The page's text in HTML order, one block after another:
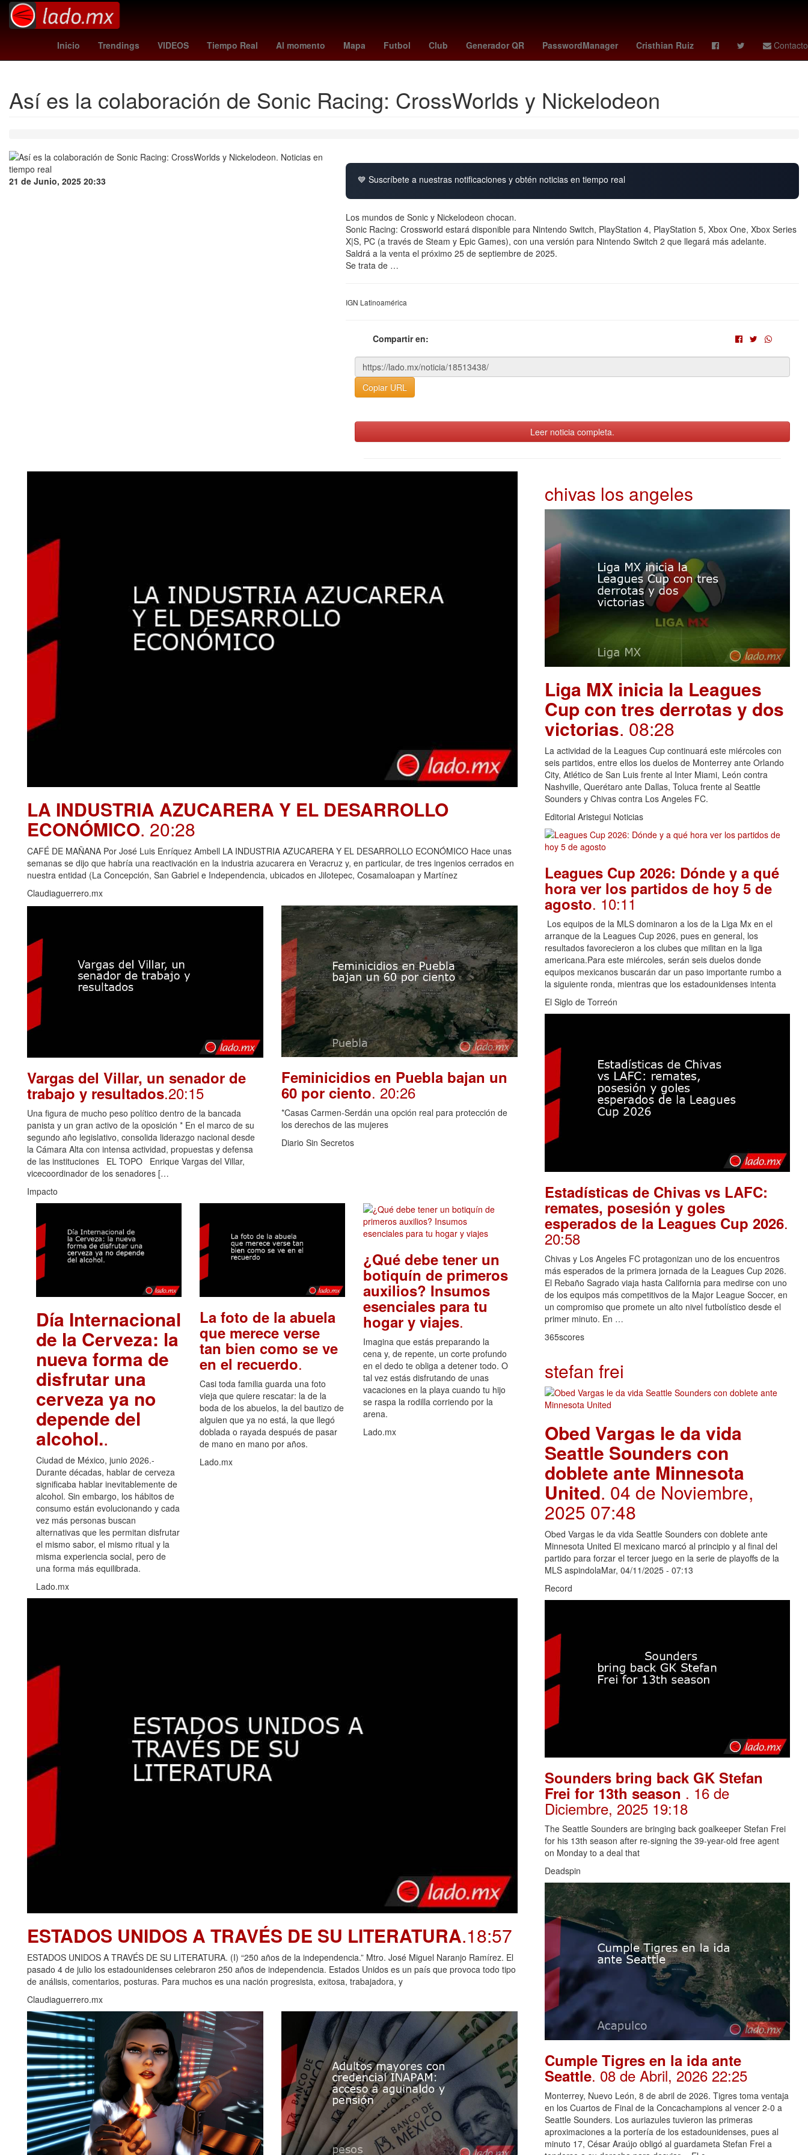
Inicio Trendings VIDEOS Tiempo Real Al momento Mapa Futbol Club Generador QR PasswordManager Cristhian Ruiz Contacto
FIFA playstation plus juegos Ley Federal del Trabajo Lothar Matthäus presupuesto Danna Paola pension bienestar calendario kirk toronto fede dorcaz NASA
Así es la colaboración de Sonic Racing: CrossWorlds y Nickelodeon
21 de Junio, 2025 20:33 💙 Suscríbete a nuestras notificaciones y obtén noticias en tiempo real
Los mundos de Sonic y Nickelodeon chocan.
Sonic Racing: Crossworld estará disponible para Nintendo Switch, PlayStation 4, PlayStation 5, Xbox One, Xbox Series
X|S, PC (a través de Steam y Epic Games), con una versión para Nintendo Switch 2 que llegará más adelante.
Saldrá a la venta el próximo 25 de septiembre de 2025.
Se trata de …
IGN Latinoamérica
Compartir en:
Copiar URL
Leer noticia completa.
LA INDUSTRIA AZUCARERA Y EL DESARROLLO
ECONÓMICO. 20:28
CAFÉ DE MAÑANA Por José Luis Enríquez Ambell LA INDUSTRIA AZUCARERA Y EL DESARROLLO ECONÓMICO Hace unas
semanas se dijo que habría una reactivación en la industria azucarera en Veracruz y, en particular, de tres ingenios cerrados en
nuestra entidad (La Concepción, San Gabriel e Independencia, ubicados en Jilotepec, Cosamaloapan y Martínez
Claudiaguerrero.mx
Vargas del Villar, un senador de
trabajo y resultados.20:15
Una figura de mucho peso político dentro de la bancada
panista y un gran activo de la oposición * En el marco de su
segundo año legislativo, consolida liderazgo nacional desde
la Cámara Alta con intensa actividad, propuestas y defensa
de las instituciones EL TOPO Enrique Vargas del Villar,
vicecoordinador de los senadores […
Impacto
Feminicidios en Puebla bajan un
60 por ciento. 20:26
*Casas Carmen-Serdán una opción real para protección de
los derechos de las mujeres
Diario Sin Secretos
Día Internacional
de la Cerveza: la
nueva forma de
disfrutar una
cerveza ya no
depende del
alcohol..
Ciudad de México, junio 2026.-
Durante décadas, hablar de cerveza
significaba hablar inevitablemente de
alcohol. Sin embargo, los hábitos de
consumo están evolucionando y cada
vez más personas buscan
alternativas que les permitan disfrutar
el mismo sabor, el mismo ritual y la
misma experiencia social, pero de
una forma más equilibrada.
Lado.mx
La foto de la abuela
que merece verse
tan bien como se ve
en el recuerdo.
Casi toda familia guarda una foto
vieja que quiere rescatar: la de la
boda de los abuelos, la del bautizo de
alguien que ya no está, la que llegó
doblada o rayada después de pasar
de mano en mano por años.
Lado.mx
¿Qué debe tener un
botiquín de primeros
auxilios? Insumos
esenciales para tu
hogar y viajes.
Imagina que estás preparando la
cena y, de repente, un corte profundo
en el dedo te obliga a detener todo. O
tal vez estás disfrutando de unas
vacaciones en la playa cuando tu hijo
se raspa la rodilla corriendo por la
arena.
Lado.mx
ESTADOS UNIDOS A TRAVÉS DE SU LITERATURA.18:57
ESTADOS UNIDOS A TRAVÉS DE SU LITERATURA. (I) “250 años de la independencia.” Mtro. José Miguel Naranjo Ramírez. El
pasado 4 de julio los estadounidenses celebraron 250 años de independencia. Estados Unidos es un país que provoca todo tipo
de análisis, comentarios, posturas. Para muchos es una nación progresista, exitosa, trabajadora, y
Claudiaguerrero.mx
chivas los angeles
Liga MX inicia la Leagues
Cup con tres derrotas y dos
victorias. 08:28
La actividad de la Leagues Cup continuará este miércoles con
seis partidos, entre ellos los duelos de Monterrey ante Orlando
City, Atlético de San Luis frente al Inter Miami, León contra
Nashville, Querétaro ante Dallas, Toluca frente al Seattle
Sounders y Chivas contra Los Angeles FC.
Editorial Aristegui Noticias
Leagues Cup 2026: Dónde y a qué
hora ver los partidos de hoy 5 de
agosto. 10:11
Los equipos de la MLS dominaron a los de la Liga Mx en el
arranque de la Leagues Cup 2026, pues en general, los
resultados favorecieron a los clubes que militan en la liga
americana.Para este miércoles, serán seis duelos donde
equipos mexicanos buscarán dar un paso importante rumbo a
la siguiente ronda, mientras que los estadounidenses intenta
El Siglo de Torreón
Estadísticas de Chivas vs LAFC:
remates, posesión y goles
esperados de la Leagues Cup 2026.
20:58
Chivas y Los Angeles FC protagonizan uno de los encuentros
más esperados de la primera jornada de la Leagues Cup 2026.
El Rebaño Sagrado viaja hasta California para medirse con uno
de los equipos más competitivos de la Major League Soccer, en
un compromiso que promete un alto nivel futbolístico desde el
primer minuto. En …
365scores
stefan frei
Obed Vargas le da vida
Seattle Sounders con
doblete ante Minnesota
United. 04 de Noviembre,
2025 07:48
Obed Vargas le da vida Seattle Sounders con doblete ante
Minnesota United El mexicano marcó al principio y al final del
partido para forzar el tercer juego en la serie de playoffs de la
MLS aspindolaMar, 04/11/2025 - 07:13
Record
Sounders bring back GK Stefan
Frei for 13th season . 16 de
Diciembre, 2025 19:18
The Seattle Sounders are bringing back goalkeeper Stefan Frei
for his 13th season after re-signing the 39-year-old free agent
on Monday to a deal that
Deadspin
Cumple Tigres en la ida ante
Seattle. 08 de Abril, 2026 22:25
Monterrey, Nuevo León, 8 de abril de 2026. Tigres toma ventaja
en los Cuartos de Final de la Concachampions al vencer 2-0 a
Seattle Sounders. Los auriazules tuvieron las primeras
aproximaciones a la portería de los estadounidenses, pues al
minuto 17, César Araújo obligó al guardameta Stefan Frei a